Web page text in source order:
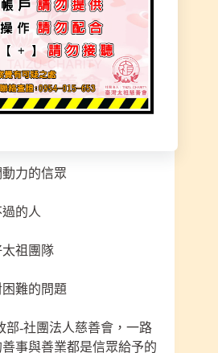
是一輩子的使命
力的信眾
的人
祖團隊
難的問題
部-社團法人慈善會，一路
事與善業都是信眾給予的